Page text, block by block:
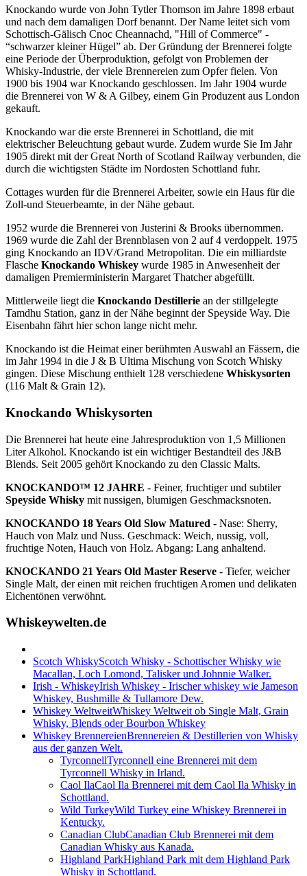
Knockando wurde von John Tytler Thomson im Jahre 1898 erbaut
und nach dem damaligen Dorf benannt. Der Name leitet sich vom
Schottisch-Gälisch Cnoc Cheannachd, "Hill of Commerce" -
“schwarzer kleiner Hügel” ab. Der Gründung der Brennerei folgte
eine Periode der Überproduktion, gefolgt von Problemen der
Whisky-Industrie, der viele Brennereien zum Opfer fielen. Von
1900 bis 1904 war Knockando geschlossen. Im Jahr 1904 wurde
die Brennerei von W & A Gilbey, einem Gin Produzent aus London
gekauft.
Knockando war die erste Brennerei in Schottland, die mit
elektrischer Beleuchtung gebaut wurde. Zudem wurde Sie Im Jahr
1905 direkt mit der Great North of Scotland Railway verbunden, die
durch die wichtigsten Städte im Nordosten Schottland fuhr.
Cottages wurden für die Brennerei Arbeiter, sowie ein Haus für die
Zoll-und Steuerbeamte, in der Nähe gebaut.
1952 wurde die Brennerei von Justerini & Brooks übernommen.
1969 wurde die Zahl der Brennblasen von 2 auf 4 verdoppelt. 1975
ging Knockando an IDV/Grand Metropolitan. Die ein milliardste
Flasche Knockando Whiskey wurde 1985 in Anwesenheit der
damaligen Premierministerin Margaret Thatcher abgefüllt.
Mittlerweile liegt die Knockando Destillerie an der stillgelegte
Tamdhu Station, ganz in der Nähe beginnt der Speyside Way. Die
Eisenbahn fährt hier schon lange nicht mehr.
Knockando ist die Heimat einer berühmten Auswahl an Fässern, die
im Jahr 1994 in die J & B Ultima Mischung von Scotch Whisky
gingen. Diese Mischung enthielt 128 verschiedene Whiskysorten
(116 Malt & Grain 12).
Knockando Whiskysorten
Die Brennerei hat heute eine Jahresproduktion von 1,5 Millionen
Liter Alkohol. Knockando ist ein wichtiger Bestandteil des J&B
Blends. Seit 2005 gehört Knockando zu den Classic Malts.
KNOCKANDO™ 12 JAHRE - Feiner, fruchtiger und subtiler
Speyside Whisky mit nussigen, blumigen Geschmacksnoten.
KNOCKANDO 18 Years Old Slow Matured - Nase: Sherry,
Hauch von Malz und Nuss. Geschmack: Weich, nussig, voll,
fruchtige Noten, Hauch von Holz. Abgang: Lang anhaltend.
KNOCKANDO 21 Years Old Master Reserve - Tiefer, weicher
Single Malt, der einen mit reichen fruchtigen Aromen und delikaten
Eichentönen verwöhnt.
Whiskeywelten.de
Scotch WhiskyScotch Whisky - Schottischer Whisky wie
Macallan, Loch Lomond, Talisker und Johnnie Walker.
Irish - WhiskeyIrish Whiskey - Irischer whiskey wie Jameson
Whiskey, Bushmille & Tullamore Dew.
Whiskey WeltweitWhiskey Weltweit ob Single Malt, Grain
Whisky, Blends oder Bourbon Whiskey
Whiskey BrennereienBrennereien & Destillerien von Whisky
aus der ganzen Welt.
TyrconnellTyrconnell eine Brennerei mit dem
Tyrconnell Whisky in Irland.
Caol IlaCaol Ila Brennerei mit dem Caol Ila Whisky in
Schottland.
Wild TurkeyWild Turkey eine Whiskey Brennerei in
Kentucky.
Canadian ClubCanadian Club Brennerei mit dem
Canadian Whisky aus Kanada.
Highland ParkHighland Park mit dem Highland Park
Whisky in Schottland.